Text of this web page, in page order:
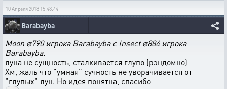
10 Апреля 2018 15:48:44
Barabayba
Moon ⌀790 игрока Barabayba с Insect ⌀884 игрока
Barabayba.
луна не сущность, сталкивается глупо (рэндомно)
Хм, жаль что "умная" сучность не уворачивается от
"глупых" лун. Но идея понятна, спасибо